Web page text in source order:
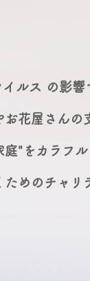
ルス の影
お花屋さんの
庭"をカラフ
めのチャリ